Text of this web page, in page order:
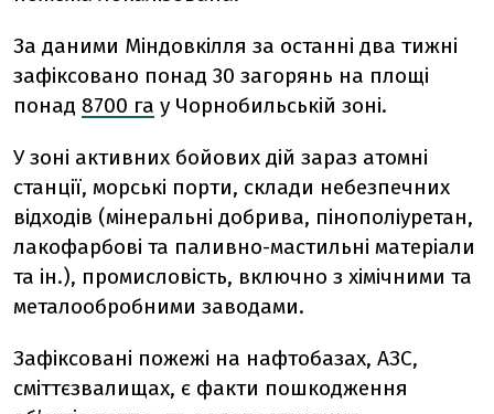
За даними Міндовкілля за останні два тижні
зафіксовано понад 30 загорянь на площі
понад 8700 га у Чорнобильській зоні.
У зоні активних бойових дій зараз атомні
станції, морські порти, склади небезпечних
відходів (мінеральні добрива, пінополіуретан,
лакофарбові та паливно-мастильні матеріали
та ін.), промисловість, включно з хімічними та
металообробними заводами.
Зафіксовані пожежі на нафтобазах, АЗС,
сміттєзвалищах, є факти пошкодження